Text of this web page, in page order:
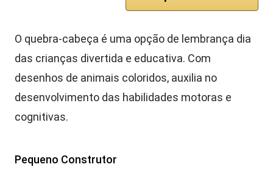
O quebra-cabeça é uma opção de lembrança dia
das crianças divertida e educativa. Com
desenhos de animais coloridos, auxilia no
desenvolvimento das habilidades motoras e
cognitivas.
Pequeno Construtor